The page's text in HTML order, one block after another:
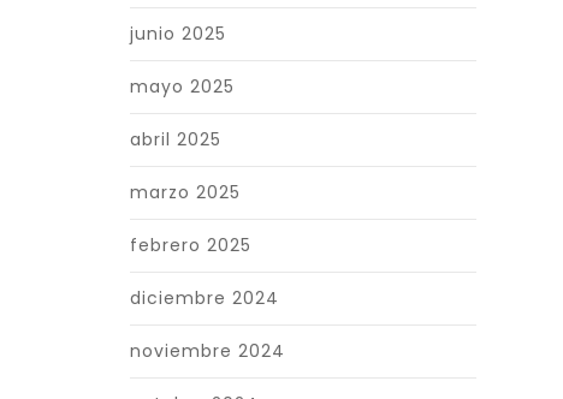
junio 2025
mayo 2025
abril 2025
marzo 2025
febrero 2025
diciembre 2024
noviembre 2024